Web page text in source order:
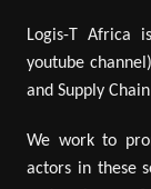
Logis-T Africa
youtube
and Supply
We work to
actors in these